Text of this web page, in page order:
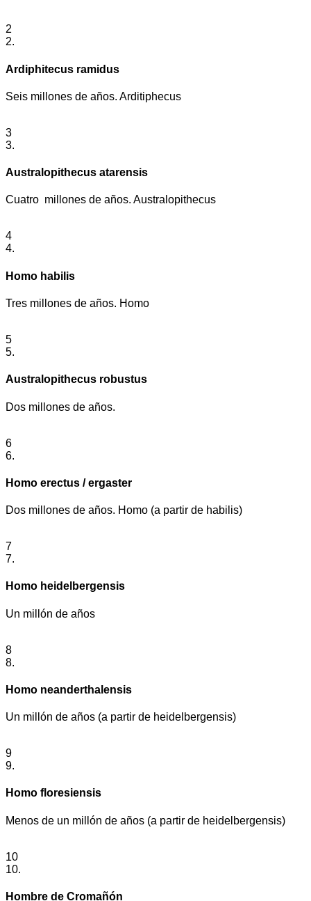
2
2.
Ardiphitecus ramidus
Seis millones de años. Arditiphecus
3
3.
Australopithecus atarensis
Cuatro millones de años. Australopithecus
4
4.
Homo habilis
Tres millones de años. Homo
5
5.
Australopithecus robustus
Dos millones de años.
6
6.
Homo erectus / ergaster
Dos millones de años. Homo (a partir de habilis)
7
7.
Homo heidelbergensis
Un millón de años
8
8.
Homo neanderthalensis
Un millón de años (a partir de heidelbergensis)
9
9.
Homo floresiensis
Menos de un millón de años (a partir de heidelbergensis)
10
10.
Hombre de Cromañón